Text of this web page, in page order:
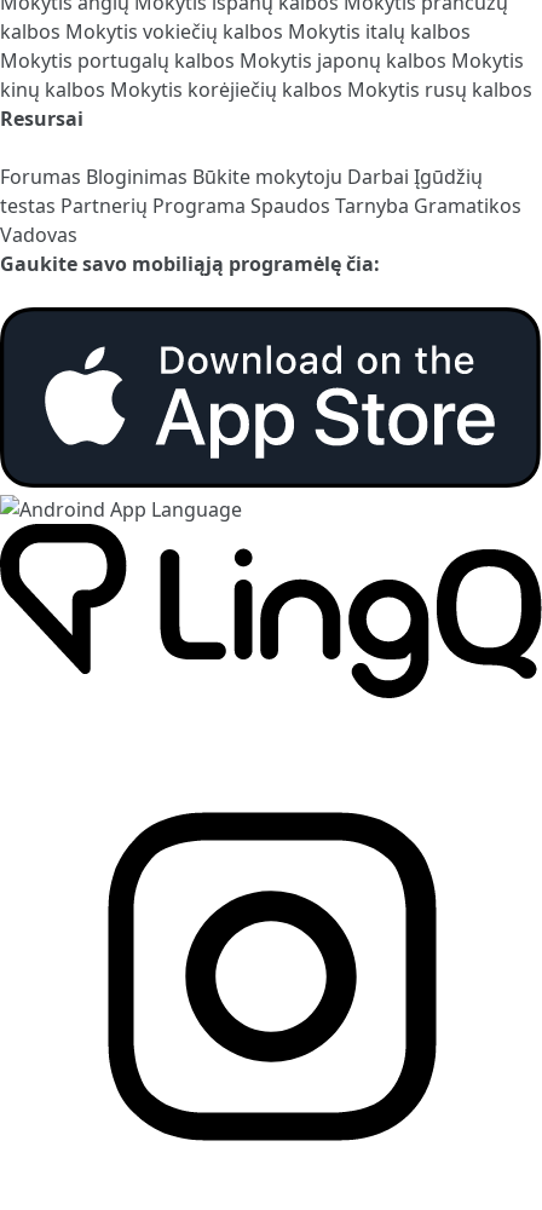
kalbos Mokytis vokiečių kalbos Mokytis italų kalbos
Mokytis portugalų kalbos Mokytis japonų kalbos Mokytis
kinų kalbos Mokytis korėjiečių kalbos Mokytis rusų kalbos
Resursai
Forumas Bloginimas Būkite mokytoju Darbai Įgūdžių
testas Partnerių Programa Spaudos Tarnyba Gramatikos
Vadovas
Gaukite savo mobiliąją programėlę čia: